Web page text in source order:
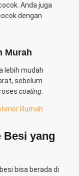
Anda juga
dengan
Murah
lebih mudah
sebelum
coating
Rumah
Besi yang
bisa berada di